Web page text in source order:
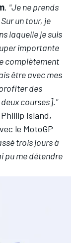
. "Je ne prends
un tour, je
laquelle je suis
importante
complètement
être avec mes
des
courses]."
Island,
le MotoGP
trois jours à
pu me détendre